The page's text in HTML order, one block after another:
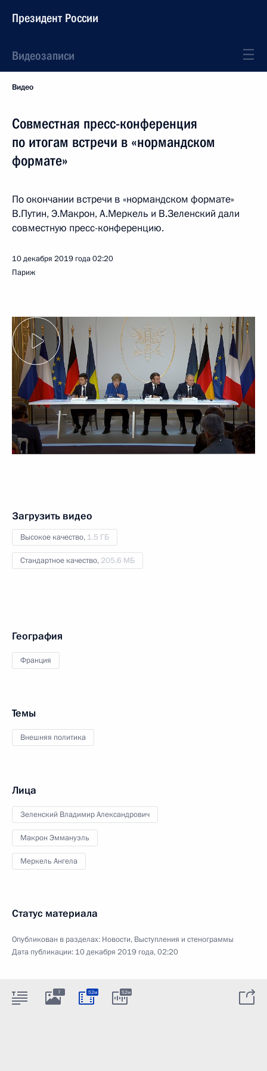
Президент России
Видеозаписи
Видео
Совместная пресс-конференция
по итогам встречи в «нормандском
формате»
По окончании встречи в «нормандском формате»
В.Путин, Э.Макрон, А.Меркель и В.Зеленский дали
совместную пресс-конференцию.
10 декабря 2019 года02:20
Париж
Загрузить видео
Высокое качество, 1.5 ГБ
Стандартное качество, 205.6 МБ
География
Франция
Темы
Внешняя политика
Лица
Зеленский Владимир Александрович
Макрон Эммануэль
Меркель Ангела
Статус материала
Опубликован в разделах: Новости, Выступления и стенограммы
Дата публикации: 10 декабря 2019 года, 02:20
7 52м 52м